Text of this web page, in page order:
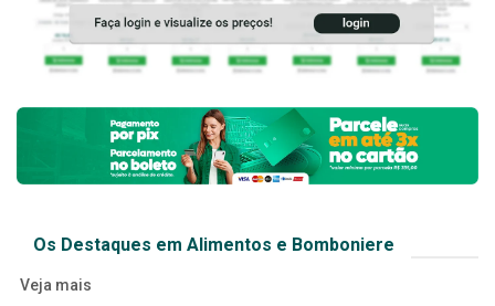
Os Destaques em Alimentos e Bomboniere
Veja mais